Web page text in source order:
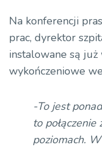
Na konferencji
prac, dyrektor
instalowane są
wykończeniowe
-To jest
to
poziomach.